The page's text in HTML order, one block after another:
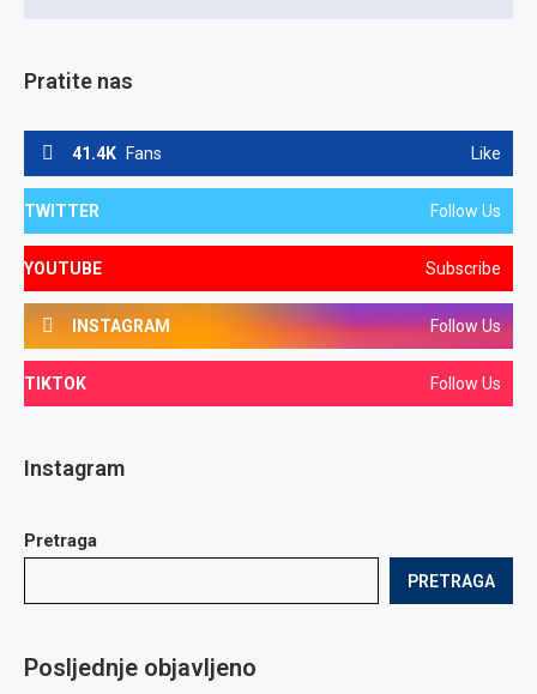
Pratite nas
41.4K Fans Like
TWITTER Follow Us
YOUTUBE Subscribe
INSTAGRAM Follow Us
TIKTOK Follow Us
Instagram
Pretraga
PRETRAGA
Posljednje objavljeno